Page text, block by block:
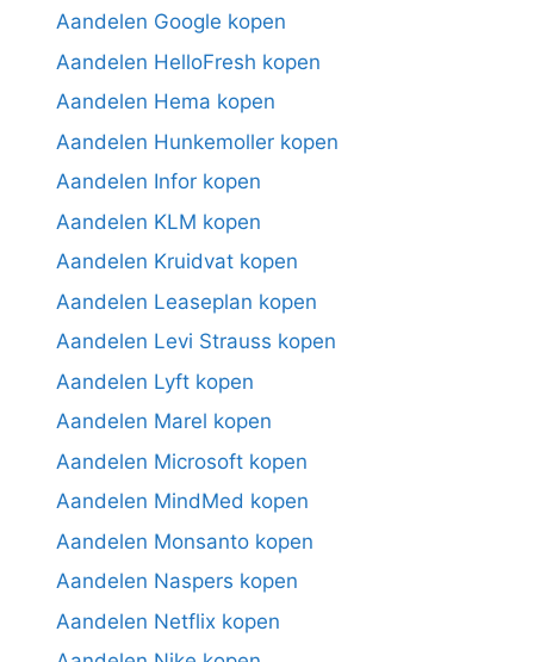
Aandelen Google kopen
Aandelen HelloFresh kopen
Aandelen Hema kopen
Aandelen Hunkemoller kopen
Aandelen Infor kopen
Aandelen KLM kopen
Aandelen Kruidvat kopen
Aandelen Leaseplan kopen
Aandelen Levi Strauss kopen
Aandelen Lyft kopen
Aandelen Marel kopen
Aandelen Microsoft kopen
Aandelen MindMed kopen
Aandelen Monsanto kopen
Aandelen Naspers kopen
Aandelen Netflix kopen